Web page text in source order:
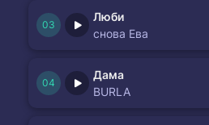
Люби
снова Ева
Дама
BURLA